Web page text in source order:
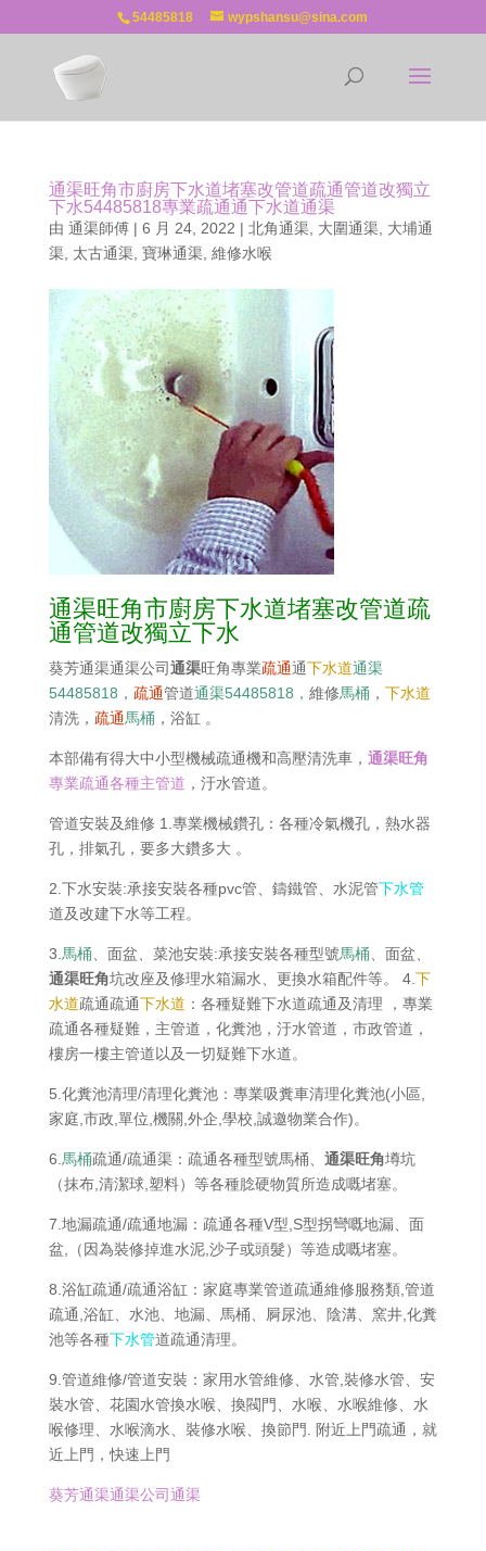
54485818 wypshansu@sina.com
通渠旺角市廚房下水道堵塞改管道疏通管道改獨立
下水54485818專業疏通通下水道通渠
由 通渠師傅| 6 月 24, 2022 | 北角通渠, 大圍通渠, 大埔通
渠, 太古通渠, 寶琳通渠, 維修水喉
通渠旺角市廚房下水道堵塞改管道疏
通管道改獨立下水
葵芳通渠通渠公司通渠旺角專業疏通通下水道通渠
54485818， 疏通管道通渠54485818， 維修馬桶 ， 下水道
清洗， 疏通馬桶 ，浴缸 。
本部備有得大中小型機械疏通機和高壓清洗車， 通渠旺角
專業疏通各種主管道 ，汙水管道。
管道安裝及維修 1.專業機械鑽孔：各種冷氣機孔，熱水器
孔，排氣孔，要多大鑽多大 。
2.下水安裝:承接安裝各種pvc管、鑄鐵管、水泥管下水管
道及改建下水等工程。
3. 馬桶 、面盆、菜池安裝:承接安裝各種型號馬桶 、面盆、
通渠旺角坑改座及修理水箱漏水、更換水箱配件等。 4. 下
水道疏通疏通下水道 ：各種疑難下水道疏通及清理 ，專業
疏通各種疑難，主管道，化糞池，汙水管道，市政管道，
樓房一樓主管道以及一切疑難下水道。
5.化糞池清理/清理化糞池：專業吸糞車清理化糞池(小區,
家庭,市政,單位,機關,外企,學校,誠邀物業合作)。
6. 馬桶疏通/疏通渠：疏通各種型號馬桶、 通渠旺角墫坑
（抹布,清潔球,塑料）等各種腍硬物質所造成嘅堵塞。
7.地漏疏通/疏通地漏：疏通各種V型,S型拐彎嘅地漏、面
盆,（因為裝修掉進水泥,沙子或頭髮）等造成嘅堵塞。
8.浴缸疏通/疏通浴缸：家庭專業管道疏通維修服務類,管道
疏通,浴缸、水池、地漏、馬桶、屙尿池、陰溝、窯井,化糞
池等各種下水管道疏通清理。
9.管道維修/管道安裝：家用水管維修、水管,裝修水管、安
裝水管、花園水管換水喉、換閥門、水喉、水喉維修、水
喉修理、水喉滴水、裝修水喉、換節門. 附近上門疏通，就
近上門，快速上門
葵芳通渠通渠公司通渠